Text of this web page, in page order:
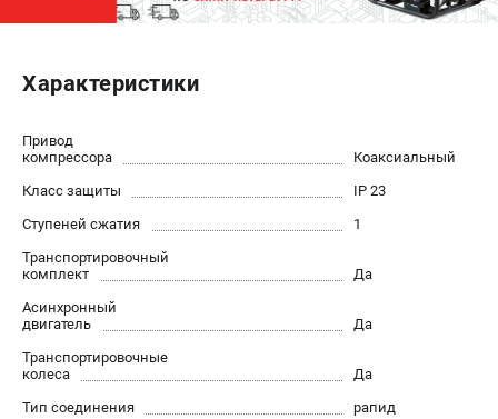
Генераторы бензиновые
Генераторы инверторные
Генераторы сварочные
ПОЛЕЗНЫЕ СТАТЬИ
Как выбрать краскопульт?
Как выбрать бензопилу?
Как правильно выбрать генератор?
Как выбрать сварочный аппарат?
Характеристики
Привод
компрессора
Коаксиальный
Класс защиты
IP 23
Ступеней сжатия
1
Транспортировочный
комплект
Да
Асинхронный
двигатель
Да
Транспортировочные
колеса
Да
Тип соединения
рапид